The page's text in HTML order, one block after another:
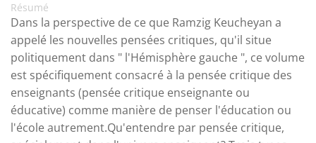
Résumé
Dans la perspective de ce que Ramzig Keucheyan a
appelé les nouvelles pensées critiques, qu'il situe
politiquement dans " l'Hémisphère gauche ", ce volume
est spécifiquement consacré à la pensée critique des
enseignants (pensée critique enseignante ou
éducative) comme manière de penser l'éducation ou
l'école autrement.Qu'entendre par pensée critique,